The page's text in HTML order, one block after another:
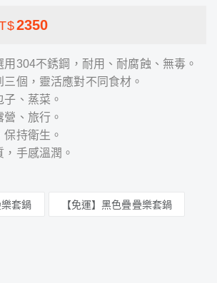
2350
用304不銹鋼，耐用、耐腐蝕、無毒。
三個，靈活應對不同食材。
、蒸菜。
、旅行。
持衛生。
手感溫潤。
樂套鍋 【免運】黑色疊疊樂套鍋